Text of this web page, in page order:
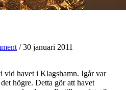
/ 30 januari 2011
havet i Klagshamn. Igår var
högre. Detta gör att havet